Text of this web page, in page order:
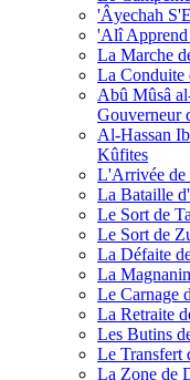
'Âyechah
'Alî Apprend
La Marche
La Conduite
Abû Mûsâ
Gouverneur
Al-Hassan
Kûfites
L'Arrivée de
La Bataille
Le Sort de
Le Sort de
La Défaite
La
Le Carnage
La Retraite
Les Butins
Le Transfert
La Zone de